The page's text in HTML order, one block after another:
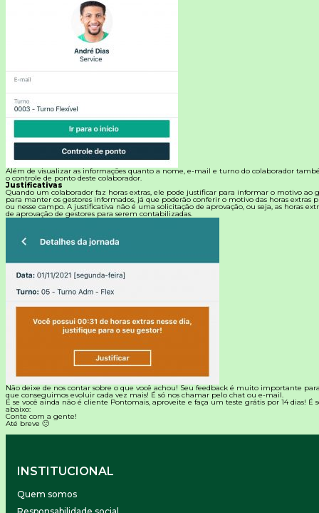
Além de visualizar as informações quanto a nome, e-mail e turno do colaborador
o controle de ponto deste colaborador.
Justificativas
Quando um colaborador faz horas extras, ele pode justificar para informar o motivo ao
para manter os gestores informados, já que poderão conferir o motivo das horas extras
ou nesse campo. A justificativa não é uma solicitação de aprovação, ou seja, as horas
de aprovação de gestores para serem contabilizadas.
Não deixe de nos contar sobre o que você achou! Seu feedback é muito importante
que conseguimos evoluir cada vez mais! É só nos chamar pelo chat ou e-mail.
E se você ainda não é cliente Pontomais, aproveite e faça um teste grátis por 14 dias! É
abaixo:
Conte com a gente!
Até breve 🙂
INSTITUCIONAL
Quem somos